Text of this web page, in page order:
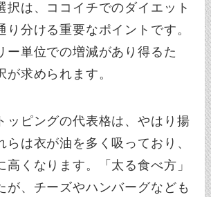
択は、ココイチでのダイエット
り分ける重要なポイントです。
ー単位での増減があり得るた
が求められます。
ッピングの代表格は、やはり揚
らは衣が油を多く吸っており、
高くなります。「太る食べ方」
が、チーズやハンバーグなども